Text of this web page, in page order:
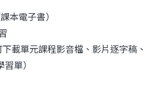
本電子書）
載單元課程影音檔、影片逐字稿、
單）